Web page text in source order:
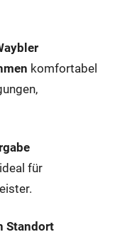
komfortabel
für
Standort